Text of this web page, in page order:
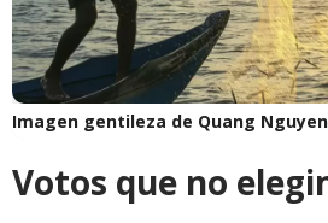
Imagen gentileza de Quang
Votos que no